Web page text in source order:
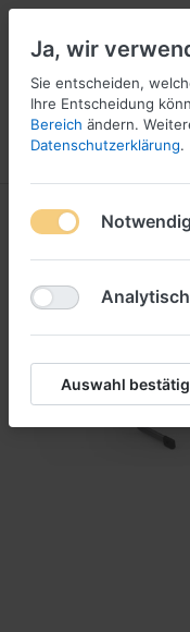
Menü Anmelden
Ja, wir
Sie entscheiden,
Ihre Entscheidung
Bereich ändern.
Datenschutzerklärung.
Auswahl